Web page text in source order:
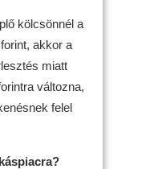
kölcsönnél a
akkor a
miatt
változna,
felel